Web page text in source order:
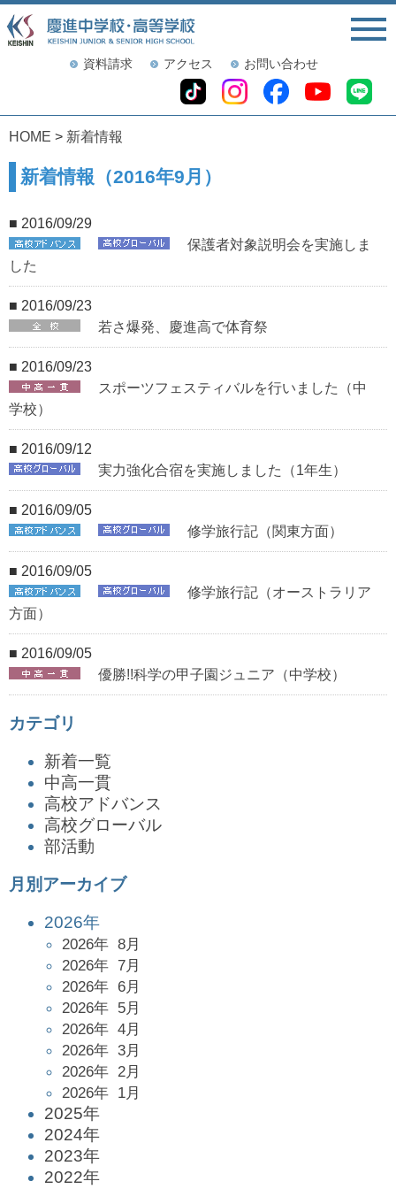
資料請求 アクセス お問い合わせ
HOME > 新着情報
新着情報（2016年9月）
■ 2016/09/29
保護者対象説明会を実施しま
した
■ 2016/09/23
若さ爆発、慶進高で体育祭
■ 2016/09/23
スポーツフェスティバルを行いました（中
学校）
■ 2016/09/12
実力強化合宿を実施しました（1年生）
■ 2016/09/05
修学旅行記（関東方面）
■ 2016/09/05
修学旅行記（オーストラリア
方面）
■ 2016/09/05
優勝!!科学の甲子園ジュニア（中学校）
カテゴリ
新着一覧
中高一貫
高校アドバンス
高校グローバル
部活動
月別アーカイブ
2026年
2026年 8月
2026年 7月
2026年 6月
2026年 5月
2026年 4月
2026年 3月
2026年 2月
2026年 1月
2025年
2024年
2023年
2022年